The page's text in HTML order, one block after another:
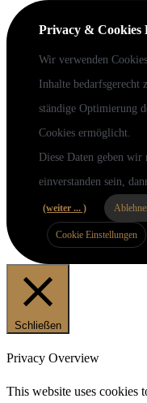
Privacy & Cookies
Wir verwenden
Inhalte bedarfsgerecht
ständige Optimierung
Cookies ermöglicht.
Diese Daten geben
einverstanden sein,
(weiter ... )
Cookie Einstellungen
Schließen
Privacy Overview
This website uses cookies